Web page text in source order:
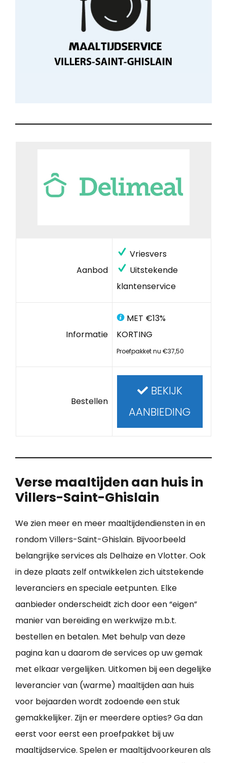
Aanbod
Vriesvers
Uitstekende
klantenservice
Informatie
MET €13%
KORTING
Proefpakket nu €37,50
Bestellen
BEKIJK
AANBIEDING
Verse maaltijden aan huis in
Villers-Saint-Ghislain
We zien meer en meer maaltijdendiensten in en
rondom Villers-Saint-Ghislain. Bijvoorbeeld
belangrijke services als Delhaize en Vlotter. Ook
in deze plaats zelf ontwikkelen zich uitstekende
leveranciers en speciale eetpunten. Elke
aanbieder onderscheidt zich door een “eigen”
manier van bereiding en werkwijze m.b.t.
bestellen en betalen. Met behulp van deze
pagina kan u daarom de services op uw gemak
met elkaar vergelijken. Uitkomen bij een degelijke
leverancier van (warme) maaltijden aan huis
voor bejaarden wordt zodoende een stuk
gemakkelijker. Zijn er meerdere opties? Ga dan
eerst voor eerst een proefpakket bij uw
maaltijdservice. Spelen er maaltijdvoorkeuren als